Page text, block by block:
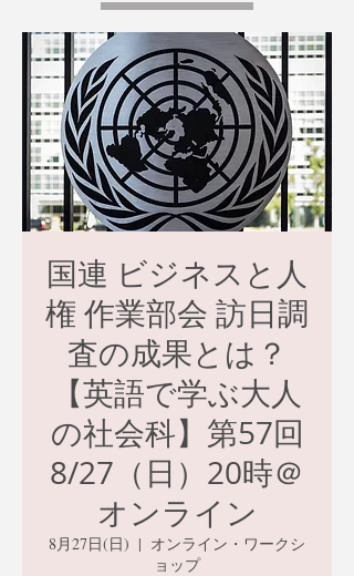
国連 ビジネスと人
権 作業部会 訪日調
査の成果とは？
【英語で学ぶ大人
の社会科】第57回
8/27（日）20時＠
オンライン
8月27日(日)
  |
オンライン・ワークシ
ョップ